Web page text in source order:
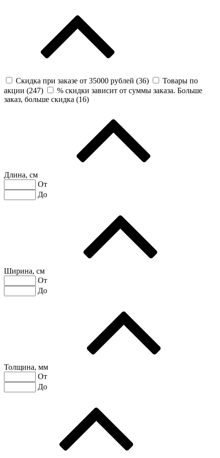
Скидка при заказе от 35000 рублей (36)
Товары по
акции (247)
% скидки зависит от суммы заказа. Больше
заказ, больше скидка (16)
Длина, см
От
До
Ширина, см
От
До
Толщина, мм
От
До